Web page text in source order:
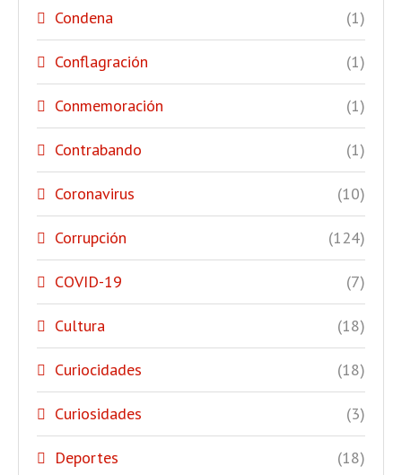
Condena (1)
Conflagración (1)
Conmemoración (1)
Contrabando (1)
Coronavirus (10)
Corrupción (124)
COVID-19 (7)
Cultura (18)
Curiocidades (18)
Curiosidades (3)
Deportes (18)